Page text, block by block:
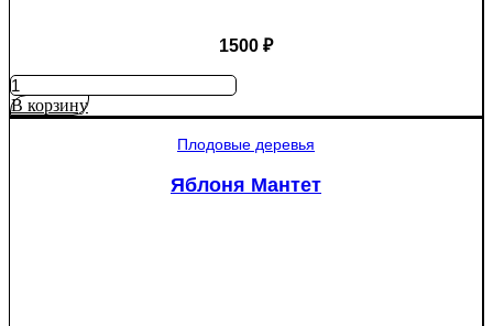
1500 ₽
Количество
товара
Ель
В корзину
Плодовые деревья
Яблоня Мантет